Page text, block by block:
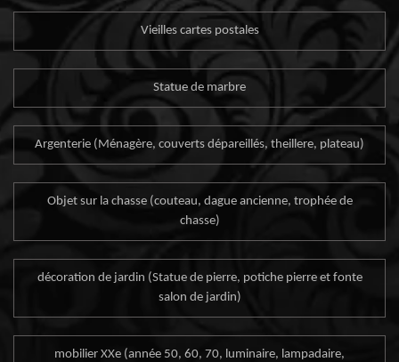
Vieilles cartes postales
Statue de marbre
Argenterie (Ménagère, couverts dépareillés, theillere, plateau)
Objet sur la chasse (couteau, dague ancienne, trophée de
chasse)
décoration de jardin (Statue de pierre, potiche pierre et fonte
salon de jardin)
mobilier XXe (année 50, 60, 70, luminaire, lampadaire,